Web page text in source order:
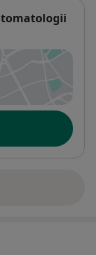
nowej karcie